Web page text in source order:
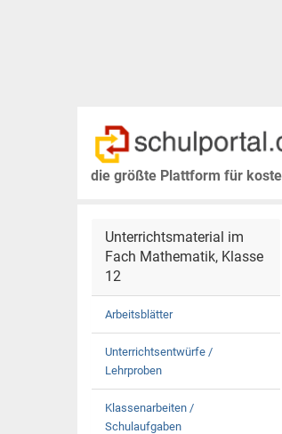
die größte Plattform für
Unterrichtsmaterial im
Fach Mathematik, Klasse
12
Arbeitsblätter
Unterrichtsentwürfe /
Lehrproben
Klassenarbeiten /
Schulaufgaben